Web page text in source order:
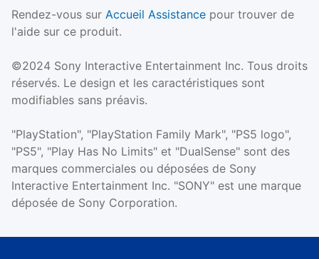
Rendez-vous sur Accueil Assistance pour trouver de
l'aide sur ce produit.
©2024 Sony Interactive Entertainment Inc. Tous droits
réservés. Le design et les caractéristiques sont
modifiables sans préavis.
"PlayStation", "PlayStation Family Mark", "PS5 logo",
"PS5", "Play Has No Limits" et "DualSense" sont des
marques commerciales ou déposées de Sony
Interactive Entertainment Inc. "SONY" est une marque
déposée de Sony Corporation.